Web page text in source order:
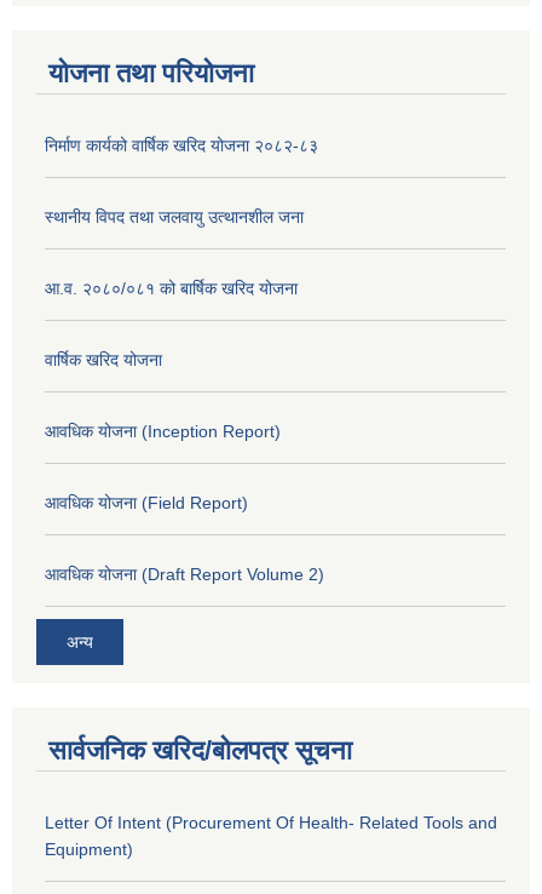
योजना तथा परियोजना
निर्माण कार्यको वार्षिक खरिद योजना २०८२-८३
स्थानीय विपद तथा जलवायु उत्थानशील जना
आ.व. २०८०/०८१ को बार्षिक खरिद योजना
वार्षिक खरिद योजना
आवधिक योजना (Inception Report)
आवधिक योजना (Field Report)
आवधिक योजना (Draft Report Volume 2)
अन्य
सार्वजनिक खरिद/बोलपत्र सूचना
Letter Of Intent (Procurement Of Health- Related Tools and
Equipment)